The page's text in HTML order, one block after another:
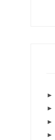
►
►
►
►